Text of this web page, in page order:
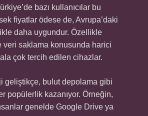
bazı kullanıcılar bu
fiyatlar ödese de, Avrupa’daki
daha uygundur. Özellikle
veri saklama konusunda harici
çok tercih edilen cihazlar.
geliştikçe, bulut depolama gibi
popülerlik kazanıyor. Örneğin,
genelde Google Drive ya